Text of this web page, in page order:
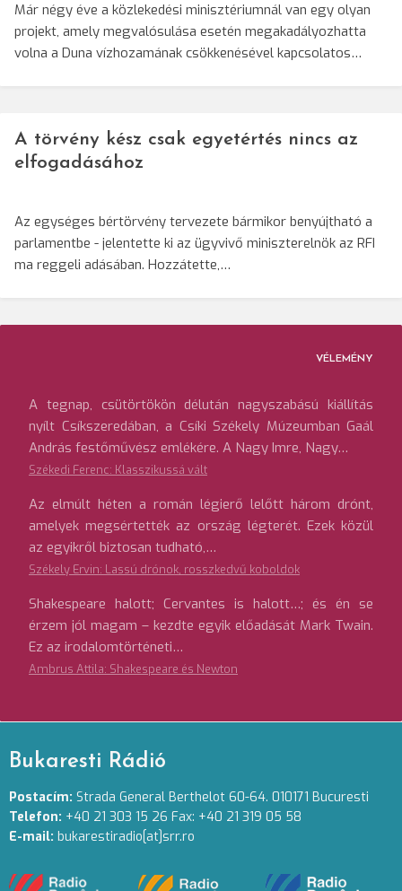
Már négy éve a közlekedési minisztériumnál van egy olyan
projekt, amely megvalósulása esetén megakadályozhatta
volna a Duna vízhozamának csökkenésével kapcsolatos…
A törvény kész csak egyetértés nincs az
elfogadásához
Az egységes bértörvény tervezete bármikor benyújtható a
parlamentbe - jelentette ki az ügyvivő miniszterelnök az RFI
ma reggeli adásában. Hozzátette,…
VÉLEMÉNY
A tegnap, csütörtökön délután nagyszabású kiállítás
nyílt Csíkszeredában, a Csíki Székely Múzeumban Gaál
András festőművész emlékére. A Nagy Imre, Nagy…
Székedi Ferenc: Klasszikussá vált
Az elmúlt héten a román légierő lelőtt három drónt,
amelyek megsértették az ország légterét. Ezek közül
az egyikről biztosan tudható,…
Székely Ervin: Lassú drónok, rosszkedvű koboldok
Shakespeare halott; Cervantes is halott…; és én se
érzem jól magam – kezdte egyik előadását Mark Twain.
Ez az irodalomtörténeti…
Ambrus Attila: Shakespeare és Newton
Bukaresti Rádió
Postacím: Strada General Berthelot 60-64. 010171 Bucuresti
Telefon: +40 21 303 15 26 Fax: +40 21 319 05 58
E-mail: bukarestiradio[at]srr.ro